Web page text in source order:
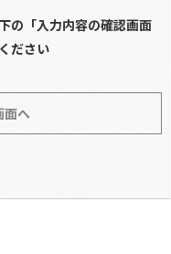
の「入力内容の確認画面
ださい
面へ